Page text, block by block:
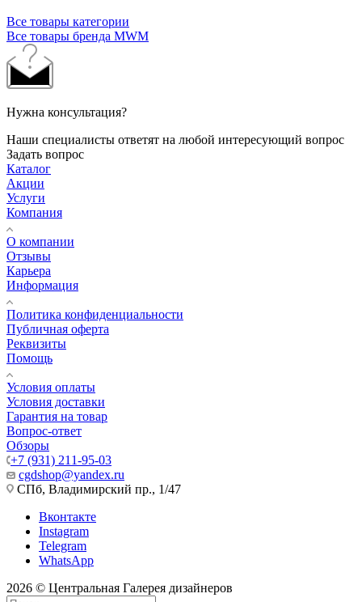
Все товары категории
Все товары бренда MWM
Нужна консультация?
Наши специалисты ответят на любой интересующий вопрос
Задать вопрос
Каталог
Акции
Услуги
Компания
О компании
Отзывы
Карьера
Информация
Политика конфиденциальности
Публичная оферта
Реквизиты
Помощь
Условия оплаты
Условия доставки
Гарантия на товар
Вопрос-ответ
Обзоры
+7 (931) 211-95-03
cgdshop@yandex.ru
СПб, Владимирский пр., 1/47
Вконтакте
Instagram
Telegram
WhatsApp
2026 © Центральная Галерея дизайнеров